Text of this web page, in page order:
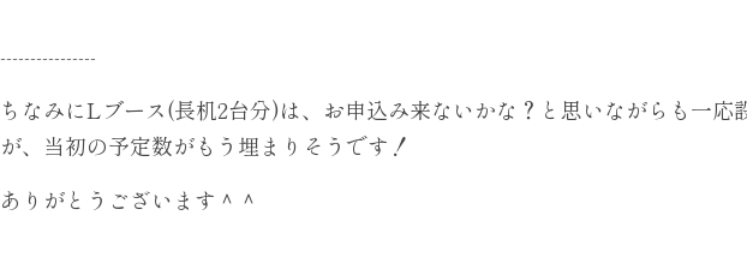
----------------
ちなみにLブース(長机2台分)は、お申込み来ないかな？と思いながらも一応
が、当初の予定数がもう埋まりそうです！
ありがとうございます＾＾